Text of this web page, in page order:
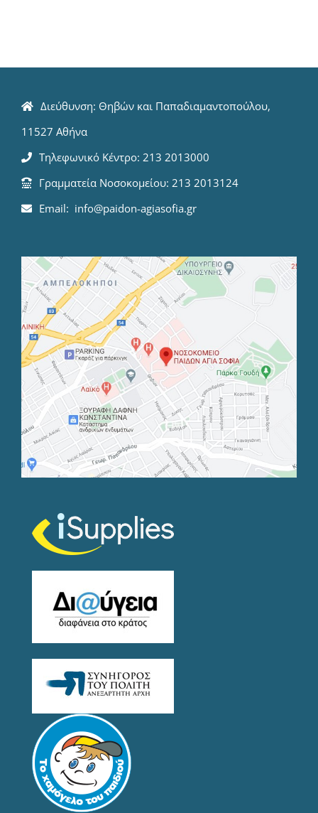
Διεύθυνση: Θηβών και Παπαδιαμαντοπούλου,
11527 Αθήνα
Τηλεφωνικό Κέντρο: 213 2013000
Γραμματεία Νοσοκομείου: 213 2013124
Email: info@paidon-agiasofia.gr